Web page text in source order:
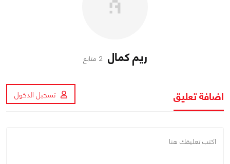
ريم كمال 2 متابع
اضافة تعليق تسجيل الدخول